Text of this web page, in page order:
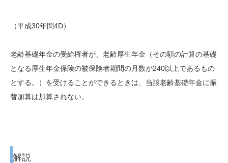
（平成30年問4D）
老齢基礎年金の受給権者が、老齢厚生年金（その額の計算の基礎
となる厚生年金保険の被保険者期間の月数が240以上であるもの
とする。）を受けることができるときは、当該老齢基礎年金に振
替加算は加算されない。
解説